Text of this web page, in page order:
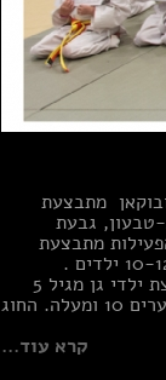
מתבצעת
טבעון, גבעת
מתבצעת
בקבוצות לא גדולות של 10-12 ילדים .
הקבוצות מתחלקות לקבוצת ילדי גן מגיל 5
ומעלה,ילדים גיל 6-9 ,נערים 10 ומעלה. החוג
קרא עוד...